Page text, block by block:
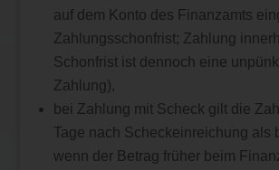
auf dem Konto des Finanzamts
Zahlungsschonfrist; Zahlung
Schonfrist ist dennoch eine
Zahlung),
bei Zahlung mit Scheck gilt die
Tage nach Scheckeinreichung als
wenn der Betrag früher beim